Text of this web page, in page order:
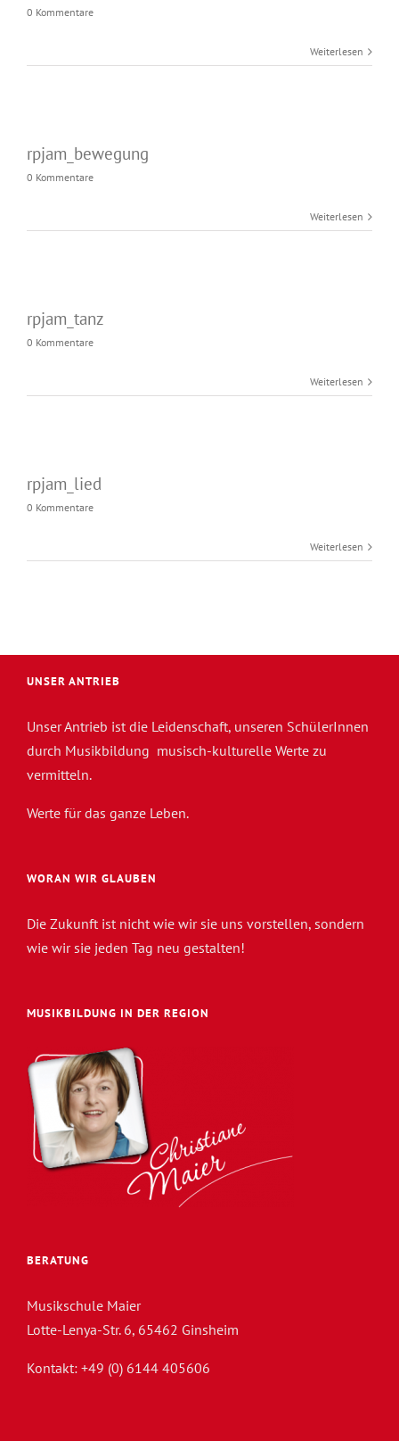
0 Kommentare
Weiterlesen
rpjam_bewegung
0 Kommentare
Weiterlesen
rpjam_tanz
0 Kommentare
Weiterlesen
rpjam_lied
0 Kommentare
Weiterlesen
UNSER ANTRIEB
Unser Antrieb ist die Leidenschaft, unseren SchülerInnen
durch Musikbildung musisch-kulturelle Werte zu
vermitteln.
Werte für das ganze Leben.
WORAN WIR GLAUBEN
Die Zukunft ist nicht wie wir sie uns vorstellen, sondern
wie wir sie jeden Tag neu gestalten!
MUSIKBILDUNG IN DER REGION
BERATUNG
Musikschule Maier
Lotte-Lenya-Str. 6, 65462 Ginsheim
Kontakt: +49 (0) 6144 405606